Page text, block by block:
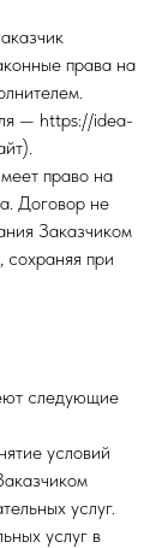
права на
— https://idea-
право на
Договор не
Заказчиком
при
следующие
условий
услуг.
услуг в